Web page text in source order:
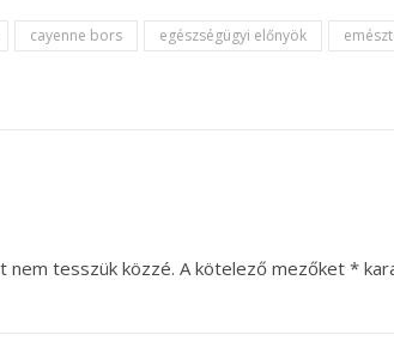
cayenne bors egészségügyi előnyök
nem tesszük közzé. A kötelező mezőket *